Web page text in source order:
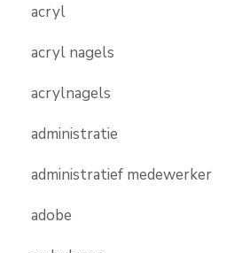
acryl
acryl nagels
acrylnagels
administratie
administratief medewerker
adobe